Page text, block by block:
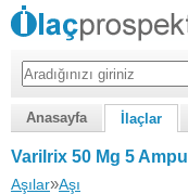
Anasayfa İlaçlar
Varilrix 50 Mg 5 Ampul
Aşılar»Aşı